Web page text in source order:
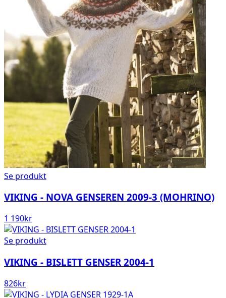
Se produkt
VIKING - NOVA GENSEREN 2009-3 (MOHRINO)
1 190kr
Se produkt
VIKING - BISLETT GENSER 2004-1
826kr